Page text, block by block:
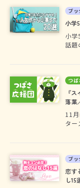
ブッ
小学
小学
話題
ど
つば
『
落葉
11
タ
ち
ブッ
恋す
し15